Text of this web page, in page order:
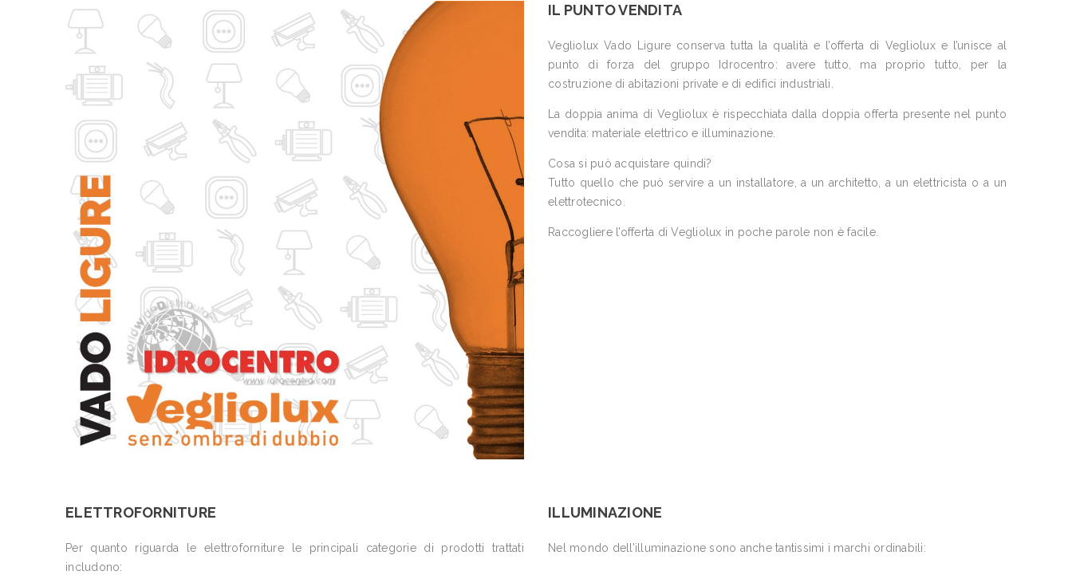
IL PUNTO VENDITA
Vegliolux Vado Ligure conserva tutta la qualità e l’offerta di Vegliolux e l’unisce al
punto di forza del gruppo Idrocentro: avere tutto, ma proprio tutto, per la
costruzione di abitazioni private e di edifici industriali.
La doppia anima di Vegliolux è rispecchiata dalla doppia offerta presente nel punto
vendita: materiale elettrico e illuminazione.
Cosa si può acquistare quindi?
Tutto quello che può servire a un installatore, a un architetto, a un elettricista o a un
elettrotecnico.
Raccogliere l’offerta di Vegliolux in poche parole non è facile.
ELETTROFORNITURE
Per quanto riguarda le elettroforniture le principali categorie di prodotti trattati
includono:
ILLUMINAZIONE
Nel mondo dell’illuminazione sono anche tantissimi i marchi ordinabili: